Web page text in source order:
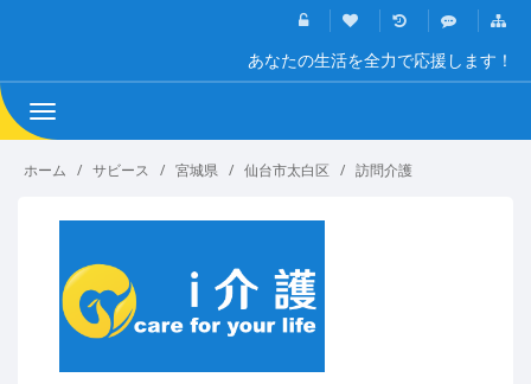
あなたの生活を全力で応援します！
Toggle
navigation
ホーム サビース 宮城県 仙台市太白区 訪問介護